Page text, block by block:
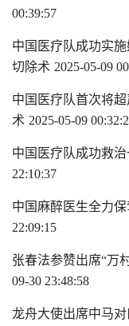
00:39:57
中国医疗队成功实
切除术 2025-05-09
中国医疗队首次将
术 2025-05-09
中国医疗队成功救
22:10:37
中国麻醉医生全力
22:09:15
张春法参赞出席“万
09-30 23:48:58
龙舟大使出席中马